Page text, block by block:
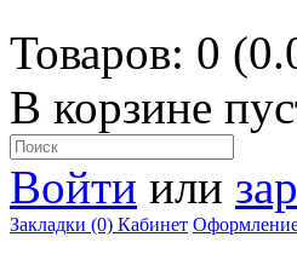
Товаров: 0
В корзине
Войти или
Закладки (0) Кабинет Оформление